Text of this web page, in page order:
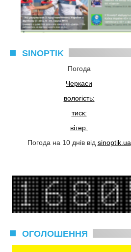
SINOPTIK
Погода
Черкаси
вологість:
тиск:
вітер:
Погода на 10 днів від sinoptik.ua
ОГОЛОШЕННЯ